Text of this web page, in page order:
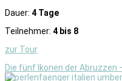
Dauer: 4 Tage
Teilnehmer: 4 bis 8
zur Tour
Die fünf Ikonen der Abruzzen